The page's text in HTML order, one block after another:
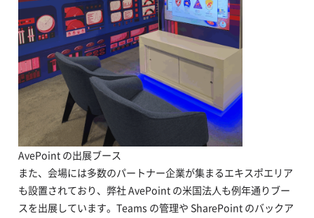
AvePoint の出展ブース
また、会場には多数のパートナー企業が集まるエキスポエリア
も設置されており、弊社 AvePoint の米国法人も例年通りブー
スを出展しています。Teams の管理や SharePoint のバックア